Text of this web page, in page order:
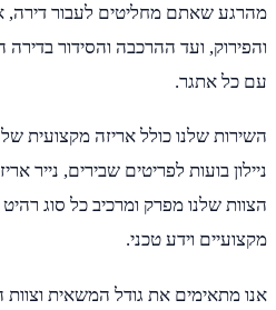
מהרגע שאתם מחליטים לעבור דירה,
והפירוק, ועד ההרכבה והסידור
עם כל אתגר.
השירות שלנו כולל אריזה מקצועית
ניילון בועות לפריטים שבירים, נייר
הצוות שלנו מפרק ומרכיב כל סוג
מקצועיים וידע טכני.